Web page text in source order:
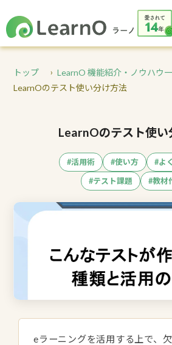
トップ
LearnO 機能紹介・ノウハウ
LearnOのテスト使い分け方法
LearnOのテスト使い
#活用術 #使い方
#よ
#テスト課題
#教材
eラーニングを活用する上で、